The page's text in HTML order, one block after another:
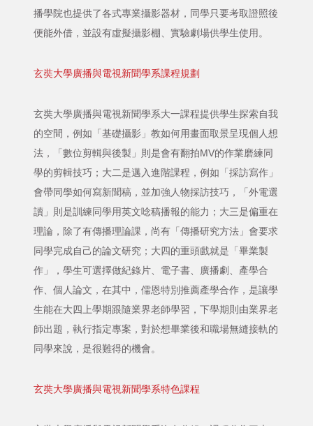
播學院也提供了各式專業攝影器材，同學只要考取證照後
便能外借，並設有虛擬攝影棚、實驗劇場供學生使用。
玄奘大學廣播與電視新聞學系課程規劃
玄奘大學廣播與電視新聞學系大一課程提供學生探索自我
的空間，例如「基礎攝影」教如何用畫面取景呈現個人想
法，「數位剪輯與後製」則是會有翻拍MV的作業磨練同
學的剪輯技巧；大二是邁入進階課程，例如「採訪寫作」
會帶同學如何寫新聞稿，並加強人物採訪技巧，「外電選
讀」則是訓練同學用英文唸稿播報的能力；大三是偏重在
理論，除了有傳播理論課，尚有「傳播研究方法」會要求
同學完成自己的論文研究；大四的重頭戲就是「畢業製
作」，學生可選擇做紀錄片、電子書、廣播劇、產學合
作、個人論文，在其中，儒恩特別推薦產學合作，是讓學
生能在大四上學期跟隨業界老師學習，下學期則由業界老
師出題，執行指定專案，對於想畢業後和職場無縫接軌的
同學來說，是很難得的機會。
玄奘大學廣播與電視新聞學系特色課程